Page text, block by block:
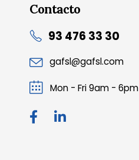
Contacto
93 476 33 30
gafsl@gafsl.com
Mon - Fri 9am - 6pm
necesarias